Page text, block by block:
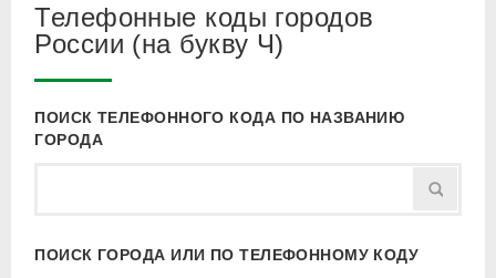
Телефонные коды городов
России (на букву Ч)
ПОИСК ТЕЛЕФОННОГО КОДА ПО НАЗВАНИЮ
ГОРОДА
ПОИСК ГОРОДА ИЛИ ПО ТЕЛЕФОННОМУ КОДУ